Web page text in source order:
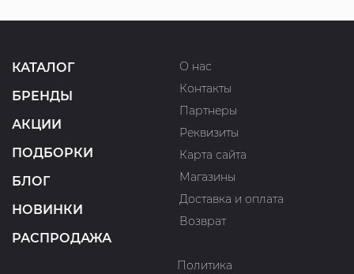
КАТАЛОГ
БРЕНДЫ
АКЦИИ
ПОДБОРКИ
БЛОГ
НОВИНКИ
РАСПРОДАЖА
О нас
Контакты
Партнеры
Реквизиты
Карта сайта
Магазины
Доставка и оплата
Возврат
Политика